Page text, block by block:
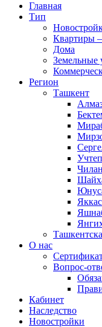
Главная
Тип
Квартиры
Дома
Земельные
Регион
Ташкент
О нас
Вопрос-
Кабинет
Наследство
Новостройки